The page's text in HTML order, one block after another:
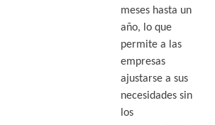
meses hasta un
año, lo que
permite a las
empresas
ajustarse a sus
necesidades sin
los